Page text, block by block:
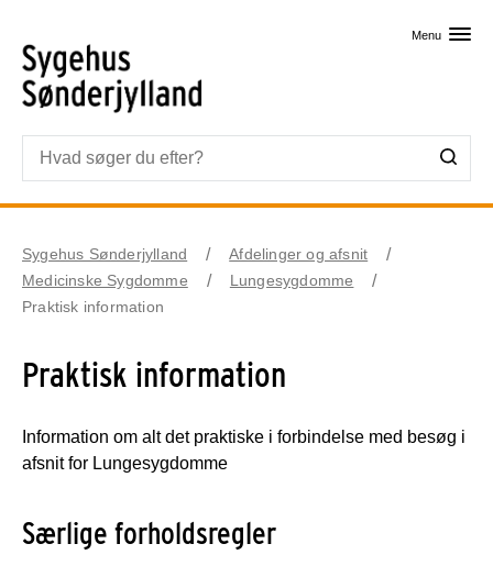
Menu
Sygehus Sønderjylland
Afdelinger og afsnit
Medicinske Sygdomme
Lungesygdomme
Praktisk information
Praktisk information
Information om alt det praktiske i forbindelse med besøg i
afsnit for Lungesygdomme
Særlige forholdsregler